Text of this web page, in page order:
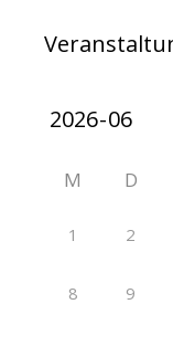
M D
1 2
8 9